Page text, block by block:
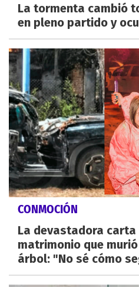
La tormenta cambió
en pleno partido y
CONMOCIÓN
La devastadora
matrimonio que
árbol: "No sé cómo